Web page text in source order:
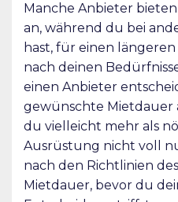
Manche Anbieter
an, während du bei
hast, für einen
nach deinen
einen Anbieter
gewünschte Mietdauer
du vielleicht mehr als
Ausrüstung nicht voll
nach den Richtlinien
Mietdauer, bevor du